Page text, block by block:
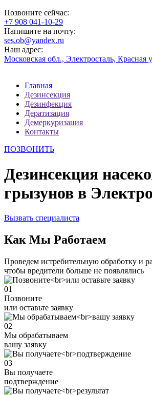
Позвоните сейчас:
‪+7 908 041-10-29
Напишите на почту:
ses.ob@yandex.ru
Наш адрес:
Московская обл., Электросталь, Красная
Главная
Дезинсекция
Дезинфекция
Дератизация
Демеркуризация
Контакты
ПОЗВОНИТЬ
Дезинсекция
грызунов в
Вызвать специалиста
Как Мы Работаем
Проведем истребительную обработку и
чтобы вредители больше не появлялись
01
Позвоните
или оставьте заявку
02
Мы обрабатываем
вашу заявку
03
Вы получаете
подтверждение